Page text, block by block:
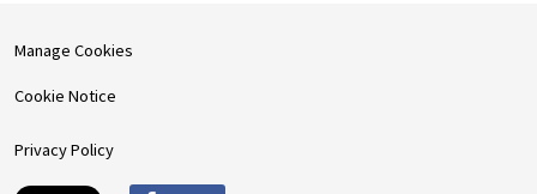
Manage Cookies
Cookie Notice
Privacy Policy